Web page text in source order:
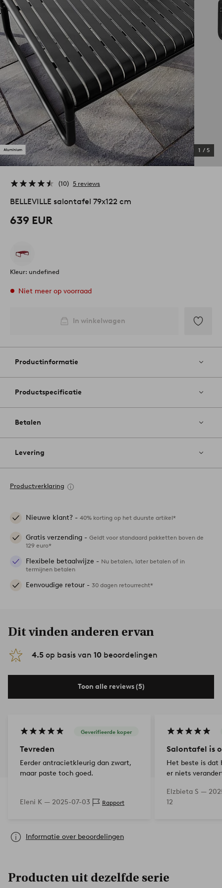
1 / 5
10 5 reviews
BELLEVILLE salontafel 79x122 cm
639 EUR
Kleur: undefined
Niet meer op voorraad
In winkelwagen
aan
Productinformatie
Productspecificatie
Betalen
Levering
Productverklaring
Nieuwe klant? - 40% korting op het duurste artikel*
Gratis verzending - Geldt voor standaard pakketten boven de
129 euro*
Flexibele betaalwijze - Nu betalen, later betalen of in
termijnen betalen
Eenvoudige retour - 30 dagen retourrecht*
Dit vinden anderen ervan
4.5 op basis van 10 beoordelingen
Toon alle reviews (5)
Geverifieerde koper
Tevreden
Eerder antracietkleurig dan zwart,
maar paste toch goed.
Eleni K — 2025-07-03 Rapport
Salontafel is
Het beste is dat
er niets
positie
Elzbieta S —
12
Informatie over beoordelingen
Producten uit dezelfde serie